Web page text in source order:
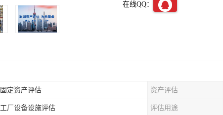
在线QQ：
固定资产评估 资产评估
工厂设备设施评估 评估用途